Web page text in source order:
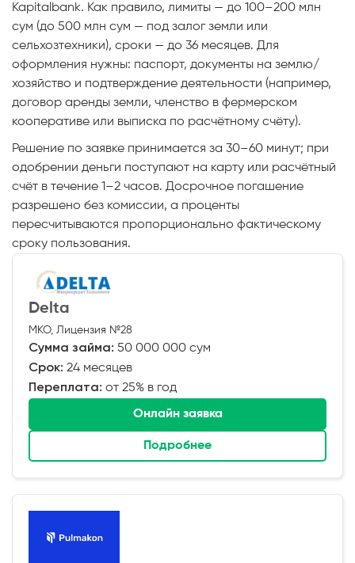
Kapitalbank. Как правило, лимиты — до 100–200 млн
сум (до 500 млн сум — под залог земли или
сельхозтехники), сроки — до 36 месяцев. Для
оформления нужны: паспорт, документы на землю/
хозяйство и подтверждение деятельности (например,
договор аренды земли, членство в фермерском
кооперативе или выписка по расчётному счёту).
Решение по заявке принимается за 30–60 минут; при
одобрении деньги поступают на карту или расчётный
счёт в течение 1–2 часов. Досрочное погашение
разрешено без комиссии, а проценты
пересчитываются пропорционально фактическому
сроку пользования.
Delta
МКО, Лицензия №28
Сумма займа: 50 000 000 сум
Срок: 24 месяцев
Переплата: от 25% в год
Онлайн заявка
Подробнее